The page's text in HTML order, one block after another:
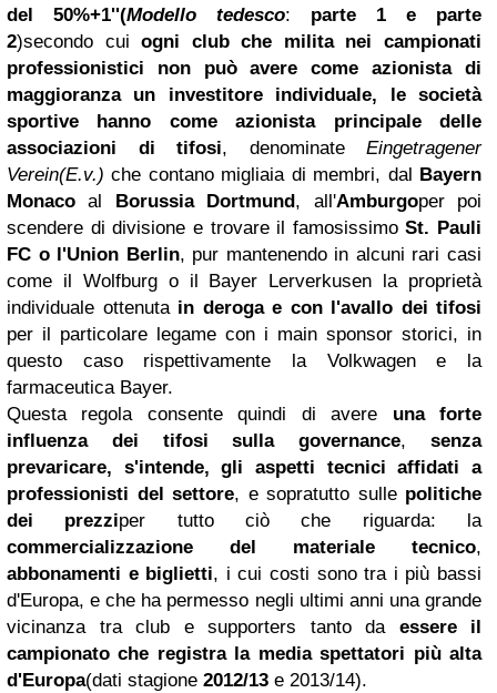
del 50%+1''(Modello tedesco: parte 1 e parte
2)secondo cuiogni club che milita nei campionati
professionistici non può avere come azionista di
maggioranza un investitore individuale, le società
sportive hanno come azionista principale delle
associazioni di tifosi, denominate Eingetragener
Verein(E.v.) che contano migliaia di membri, dal Bayern
Monaco al Borussia Dortmund, all'Amburgoper poi
scendere di divisione e trovare il famosissimoSt. Pauli
FC o l'Union Berlin, pur mantenendo in alcuni rari casi
come il Wolfburg o il Bayer Lerverkusen la proprietà
individuale ottenuta in deroga e con l'avallo dei tifosi
per il particolare legame con i main sponsor storici, in
questo caso rispettivamente la Volkwagen e la
farmaceutica Bayer.
Questa regola consente quindi di avere una forte
influenza dei tifosi sulla governance,senza
prevaricare, s'intende, gli aspetti tecnici affidati a
professionisti del settore, e sopratutto sulle politiche
dei prezziper tutto ciò che riguarda: la
commercializzazione del materiale tecnico,
abbonamenti e biglietti, i cui costi sono tra i più bassi
d'Europa, e che ha permesso negli ultimi anni una grande
vicinanza tra club e supporters tanto da essere il
campionato che registra la media spettatori più alta
d'Europa(dati stagione 2012/13 e 2013/14).